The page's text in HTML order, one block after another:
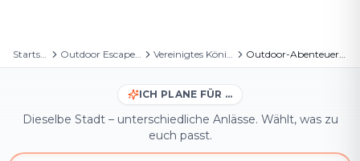
Startseite Outdoor Escape Games Vereinigtes Königreich Outdoor-Abenteuer in Hockley
ICH PLANE FÜR …
Dieselbe Stadt – unterschiedliche Anlässe. Wählt, was zu
euch passt.